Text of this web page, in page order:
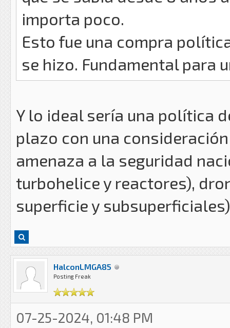
importa poco.
Esto fue una compra
se hizo. Fundamental para
Y lo ideal sería una política
plazo con una
amenaza a la seguridad
turbohelice y reactores),
superficie y subsuperficiales)
HalconLMGA85
Posting Freak
07-25-2024, 01:48 PM